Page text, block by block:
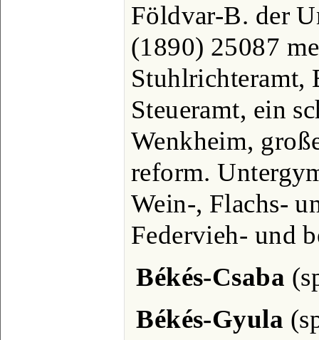
Földvar-B. der
(1890) 25087
Stuhlrichteramt,
Steueramt, ein
Wenkheim,
reform.
Wein-, Flachs-
Federvieh- und
Békés-Csaba
Békés-Gyula